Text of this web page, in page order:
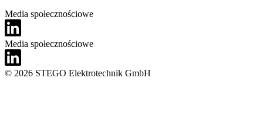
Media społecznościowe
Media społecznościowe
© 2026 STEGO Elektrotechnik GmbH